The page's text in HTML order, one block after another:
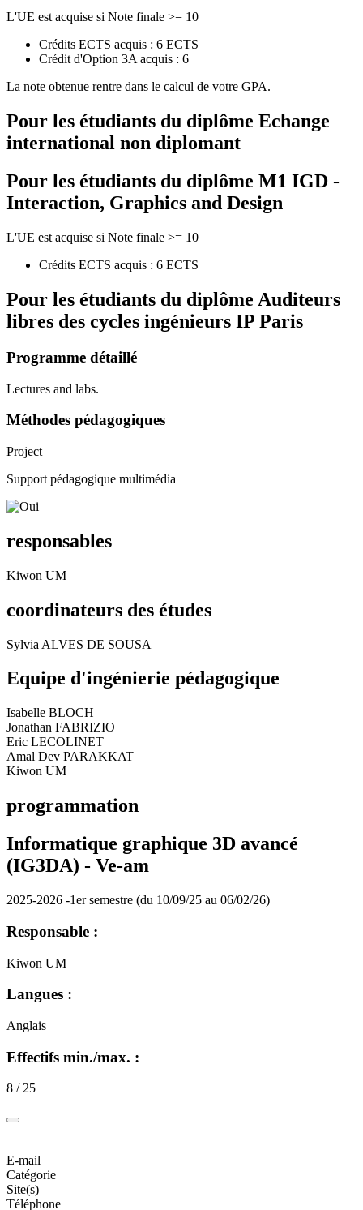
L'UE est acquise si Note finale >= 10
Crédits ECTS acquis : 6 ECTS
Crédit d'Option 3A acquis : 6
La note obtenue rentre dans le calcul de votre GPA.
Pour les étudiants du diplôme Echange
international non diplomant
Pour les étudiants du diplôme M1 IGD -
Interaction, Graphics and Design
L'UE est acquise si Note finale >= 10
Crédits ECTS acquis : 6 ECTS
Pour les étudiants du diplôme Auditeurs
libres des cycles ingénieurs IP Paris
Programme détaillé
Lectures and labs.
Méthodes pédagogiques
Project
Support pédagogique multimédia
responsables
Kiwon UM
coordinateurs des études
Sylvia ALVES DE SOUSA
Equipe d'ingénierie pédagogique
Isabelle BLOCH
Jonathan FABRIZIO
Eric LECOLINET
Amal Dev PARAKKAT
Kiwon UM
programmation
Informatique graphique 3D avancé
(IG3DA) - Ve-am
2025-2026 -1er semestre (du 10/09/25 au 06/02/26)
Responsable :
Kiwon UM
Langues :
Anglais
Effectifs min./max. :
8 / 25
E-mail
Catégorie
Site(s)
Téléphone